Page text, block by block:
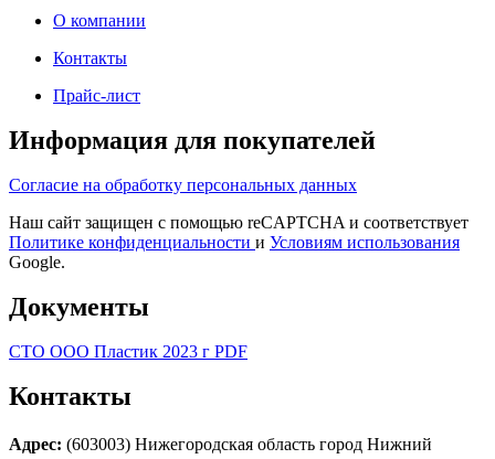
О компании
Контакты
Прайс-лист
Информация для покупателей
Согласие на обработку персональных данных
Наш сайт защищен с помощью reCAPTCHA и соответствует
Политике конфиденциальности и Условиям использования
Google.
Документы
СТО ООО Пластик 2023 г PDF
Контакты
Адрес: (603003) Нижегородская область город Нижний